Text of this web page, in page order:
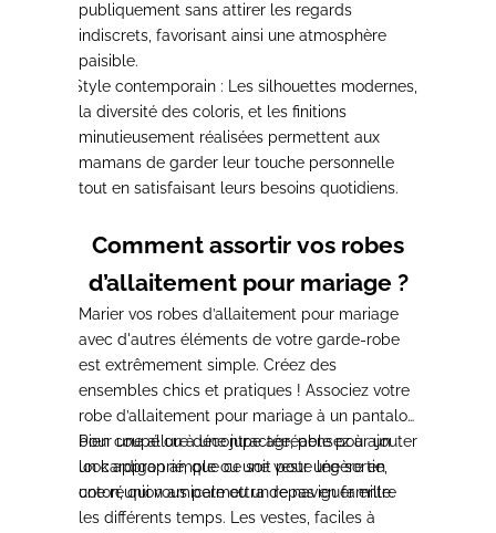
publiquement sans attirer les regards
indiscrets, favorisant ainsi une atmosphère
paisible.
Style contemporain : Les silhouettes modernes,
la diversité des coloris, et les finitions
minutieusement réalisées permettent aux
mamans de garder leur touche personnelle
tout en satisfaisant leurs besoins quotidiens.
Comment assortir vos robes
d’allaitement pour mariage ?
Marier vos robes d’allaitement pour mariage
avec d'autres éléments de votre garde-robe
est extrêmement simple. Créez des
ensembles chics et pratiques ! Associez votre
robe d’allaitement pour mariage à un pantalon
bien coupé ou à une jupe agréable pour un
look approprié, que ce soit pour une sortie,
une réunion amicale ou un repas en famille.
Pour une allure décontractée, pensez à ajouter
un cardigan ample ou une veste légère en
coton,qui vous permettra de naviguer entre
les différents temps. Les vestes, faciles à